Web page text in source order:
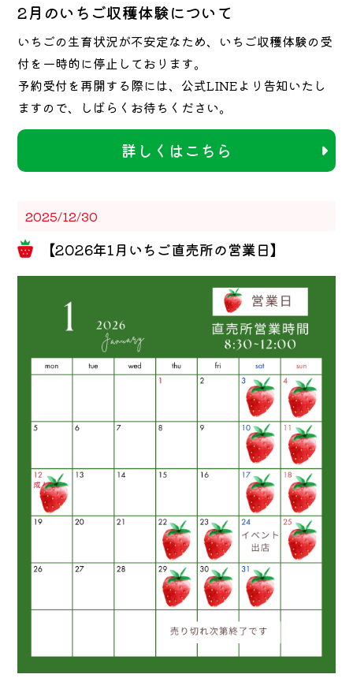
2月のいちご収穫体験について
いちごの生育状況が不安定なため、いちご収穫体験の受
付を一時的に停止しております。
予約受付を再開する際には、公式LINEより告知いたし
ますので、しばらくお待ちください。
詳しくはこちら
2025/12/30
【2026年1月いちご直売所の営業日】